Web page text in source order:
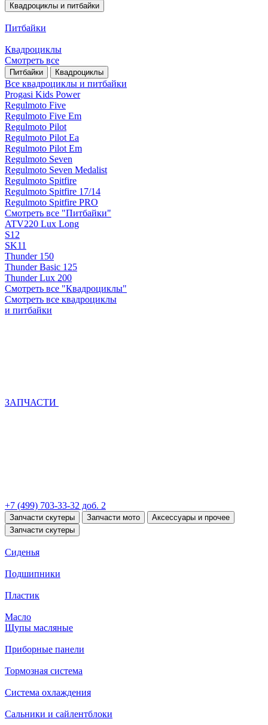
Квадроциклы и питбайки
Питбайки
Квадроциклы
Смотреть все
Питбайки Квадроциклы
Все квадроциклы и питбайки
Progasi Kids Power
Regulmoto Five
Regulmoto Five Em
Regulmoto Pilot
Regulmoto Pilot Ea
Regulmoto Pilot Em
Regulmoto Seven
Regulmoto Seven Medalist
Regulmoto Spitfire
Regulmoto Spitfire 17/14
Regulmoto Spitfire PRO
Смотреть все "Питбайки"
ATV220 Lux Long
S12
SK11
Thunder 150
Thunder Basic 125
Thunder Lux 200
Смотреть все "Квадроциклы"
Смотреть все квадроциклы
и питбайки
ЗАПЧАСТИ
+7 (499) 703-33-32 доб. 2
Запчасти скутеры Запчасти мото
Аксессуары и прочее
Запчасти скутеры
Сиденья
Подшипники
Пластик
Масло
Щупы масляные
Приборные панели
Тормозная система
Система охлаждения
Сальники и сайлентблоки